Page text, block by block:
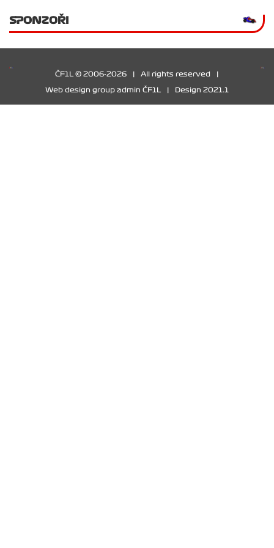
SPONZOŘI
ČF1L © 2006-2026 All rights reserved
Web design group admin ČF1L Design 2021.1